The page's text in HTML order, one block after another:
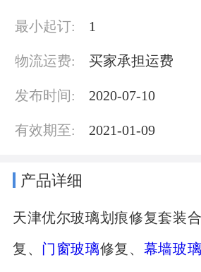
最小起订: 1
物流运费: 买家承担运费
发布时间: 2020-07-10
有效期至: 2021-01-09
产品详细
天津优尔玻璃划痕修复套装
复、 门窗玻璃修复、 幕墙玻